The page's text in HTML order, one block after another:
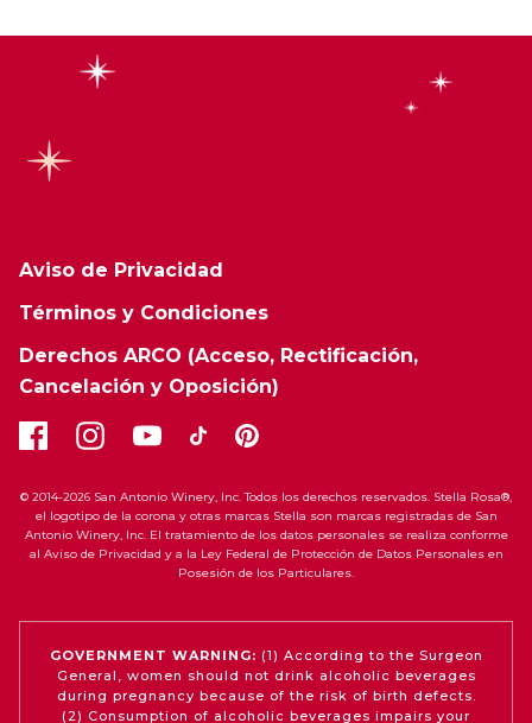
Aviso de Privacidad
Términos y Condiciones
Derechos ARCO (Acceso, Rectificación,
Cancelación y Oposición)
© 2014-2026 San Antonio Winery, Inc. Todos los derechos reservados. Stella Rosa®,
el logotipo de la corona y otras marcas Stella son marcas registradas de San
Antonio Winery, Inc. El tratamiento de los datos personales se realiza conforme
al Aviso de Privacidad y a la Ley Federal de Protección de Datos Personales en
Posesión de los Particulares.
GOVERNMENT WARNING: (1) According to the Surgeon
General, women should not drink alcoholic beverages
during pregnancy because of the risk of birth defects.
(2) Consumption of alcoholic beverages impairs your